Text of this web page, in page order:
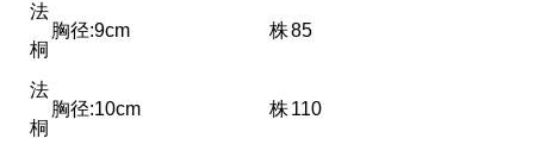
法
桐
胸径:9cm 株85
法
桐
胸径:10cm 株110